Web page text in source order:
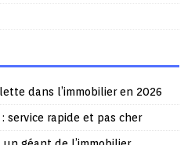
dans l’immobilier en 2026
service rapide et pas cher